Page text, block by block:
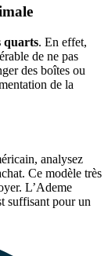
quarts. En effet,
de ne pas
des boîtes ou
de la
analysez
Ce modèle très
L’Ademe
suffisant pour un